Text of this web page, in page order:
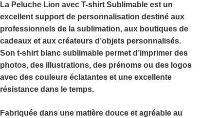
La Peluche Lion avec T-shirt Sublimable est un
excellent support de personnalisation destiné aux
professionnels de la sublimation, aux boutiques de
cadeaux et aux créateurs d’objets personnalisés.
Son t-shirt blanc sublimable permet d’imprimer des
photos, des illustrations, des prénoms ou des logos
avec des couleurs éclatantes et une excellente
résistance dans le temps.
Fabriquée dans une matière douce et agréable au